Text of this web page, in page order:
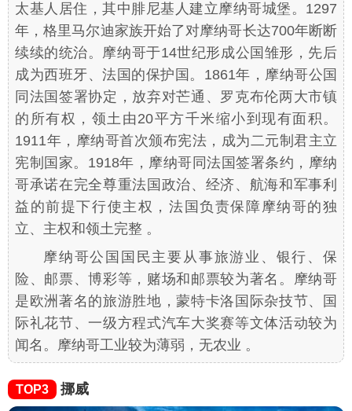
太基人居住，其中腓尼基人建立摩纳哥城堡。1297
年，格里马尔迪家族开始了对摩纳哥长达700年断断
续续的统治。摩纳哥于14世纪形成公国雏形，先后
成为西班牙、法国的保护国。1861年，摩纳哥公国
同法国签署协定，放弃对芒通、罗克布伦两大市镇
的所有权，领土由20平方千米缩小到现有面积。
1911年，摩纳哥首次颁布宪法，成为二元制君主立
宪制国家。1918年，摩纳哥同法国签署条约，摩纳
哥承诺在完全尊重法国政治、经济、航海和军事利
益的前提下行使主权，法国负责保障摩纳哥的独
立、主权和领土完整 。
摩纳哥公国国民主要从事旅游业、银行、保
险、邮票、博彩等，赌场和邮票较为著名。摩纳哥
是欧洲著名的旅游胜地，蒙特卡洛国际杂技节、国
际礼花节、一级方程式汽车大奖赛等文体活动较为
闻名。摩纳哥工业较为薄弱，无农业 。
TOP3 挪威